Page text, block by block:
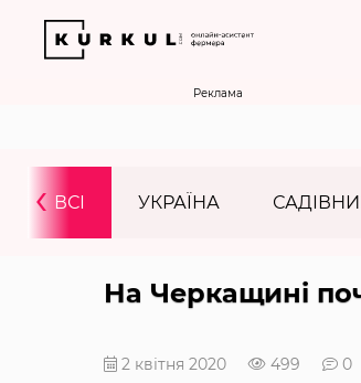
Реклама
ВСІ УКРАЇНА
‹
На Черкащині
2 квітня 2020 499 0